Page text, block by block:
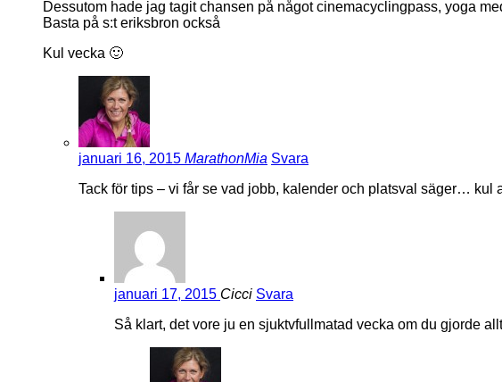
Dessutom hade jag tagit chansen på något cinemacyclingpass, yoga
Basta på s:t eriksbron också
Kul vecka 🙂
januari 16, 2015 MarathonMia Svara
Tack för tips – vi får se vad jobb, kalender och platsval säger… kul
januari 17, 2015 Cicci Svara
Så klart, det vore ju en sjuktvfullmatad vecka om du gjorde